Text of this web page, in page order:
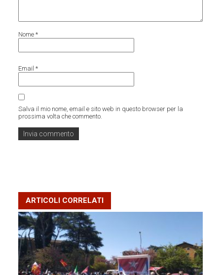
Nome*
Email*
Salva il mio nome, email e sito web in questo browser per la
prossima volta che commento.
ARTICOLI CORRELATI